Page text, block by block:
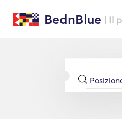
BednBlue | Il